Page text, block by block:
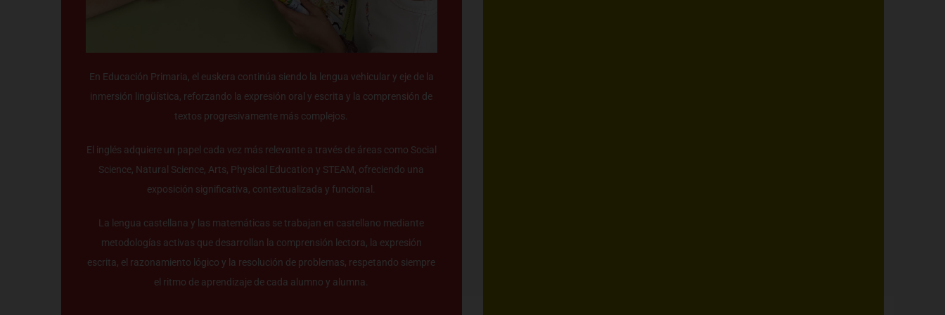
En Educación Primaria, el euskera continúa siendo la lengua vehicular y eje de la
inmersión lingüística, reforzando la expresión oral y escrita y la comprensión de
textos progresivamente más complejos.
El inglés adquiere un papel cada vez más relevante a través de áreas como Social
Science, Natural Science, Arts, Physical Education y STEAM, ofreciendo una
exposición significativa, contextualizada y funcional.
La lengua castellana y las matemáticas se trabajan en castellano mediante
metodologías activas que desarrollan la comprensión lectora, la expresión
escrita, el razonamiento lógico y la resolución de problemas, respetando siempre
el ritmo de aprendizaje de cada alumno y alumna.